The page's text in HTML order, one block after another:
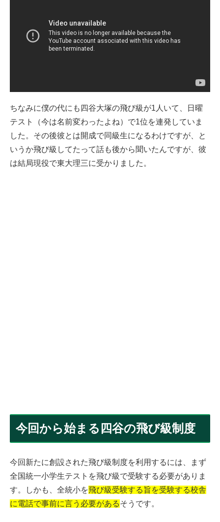
ちなみに僕の代にも四谷大塚の飛び級が1人いて、日曜
テスト（今は名前変わったよね）で1位を連発していま
した。その後彼とは開成で同級生になるわけですが、と
いうか飛び級してたって話も後から聞いたんですが、彼
は結局現役で東大理三に受かりました。
今回から始まる四谷の飛び級制度
今回新たに創設された飛び級制度を利用するには、まず
全国統一小学生テストを飛び級で受験する必要がありま
す。しかも、全統小を飛び級受験する旨を受験する校舎
に電話で事前に言う必要があるそうです。